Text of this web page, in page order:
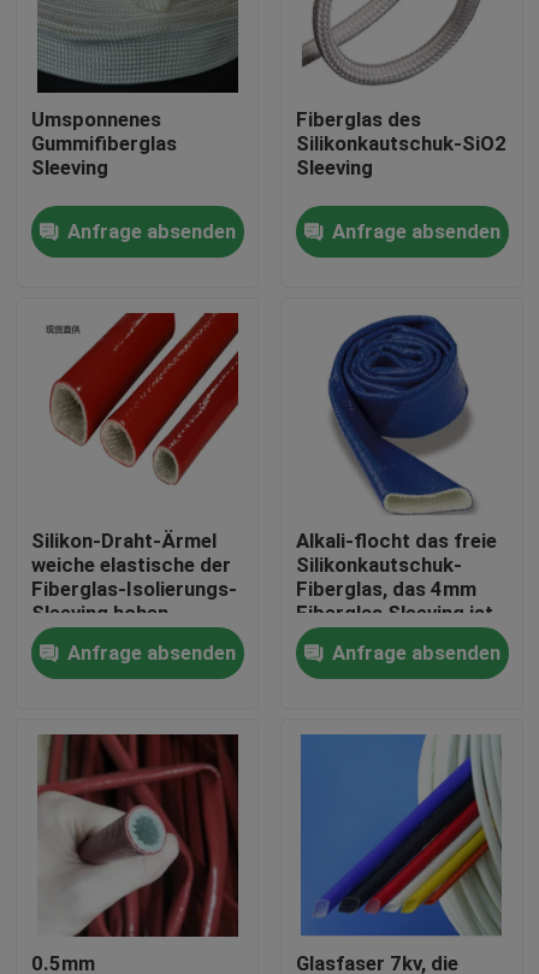
Produkte
Über uns
Qualitätskontrolle
Treten Sie mit uns in Verbindung
Fordern Sie ein Zitat
Flexibler PVC-Schläuche
durch Hitze schrumpfbares Rohr
Gewölbter flexible Schläuche
Umsponnenes
Gummifiberglas
Sleeving
Anfrage absenden
Fiberglas des
Silikonkautschuk-SiO2
Sleeving
Anfrage absenden
Silikon-Draht-Ärmel
weiche elastische der
Fiberglas-Isolierungs-
Sleeving hohen
Temperatur
Anfrage absenden
Alkali-flocht das freie
Silikonkautschuk-
Fiberglas, das 4mm
Fiberglas Sleeving ist,
Sleeving
Anfrage absenden
0.5mm Glasfaser 7kv, die